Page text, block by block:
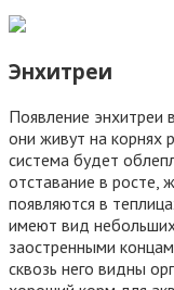
Энхитреи
Появление энхитреи
они живут на корнях
система будет
отставание в росте,
появляются в
имеют вид
заостренными
сквозь него видны